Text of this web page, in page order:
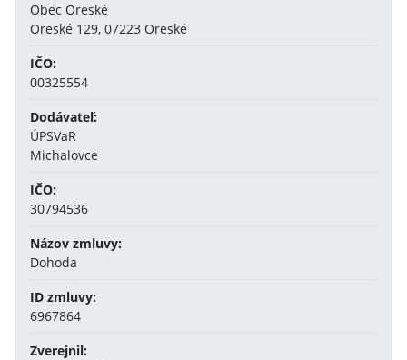
Obec Oreské
Oreské 129, 07223 Oreské
IČO:
00325554
Dodávateľ:
ÚPSVaR
Michalovce
IČO:
30794536
Názov zmluvy:
Dohoda
ID zmluvy:
6967864
Zverejnil: